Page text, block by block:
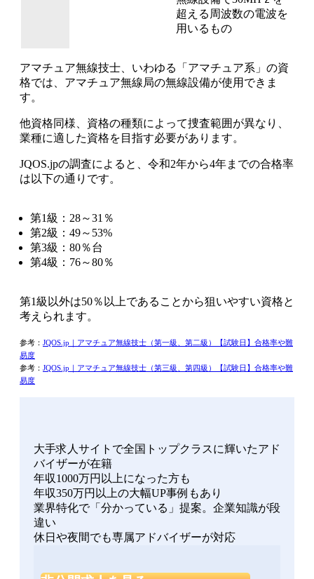
超える周波数の電波を
用いるもの
アマチュア無線技士、 いわゆる「アマチュア系」の資
格では、アマチュア無線局の無線設備が使用できま
す。
他資格同様、資格の種類によって捜査範囲が異なり、
業種に適した資格を目指す必要があります。
JQOS.jpの調査によると、令和2年から4年までの合格率
は以下の通りです。
第1級：28～31％
第2級：49～53%
第3級：80％台
第4級：76～80％
第1級以外は50％以上であることから狙いやすい資格と
考えられます。
参考： JQOS.jp｜アマチュア無線技士（第一級、第二級）【試験日】合格率や難
易度
参考： JQOS.jp｜アマチュア無線技士（第三級、第四級）【試験日】合格率や難
易度
大手求人サイトで全国トップクラスに輝いたアド
バイザーが在籍
年収1000万円以上になった方も
年収350万円以上の大幅UP事例もあり
業界特化で「分かっている」提案。企業知識が段
違い
休日や夜間でも専属アドバイザーが対応